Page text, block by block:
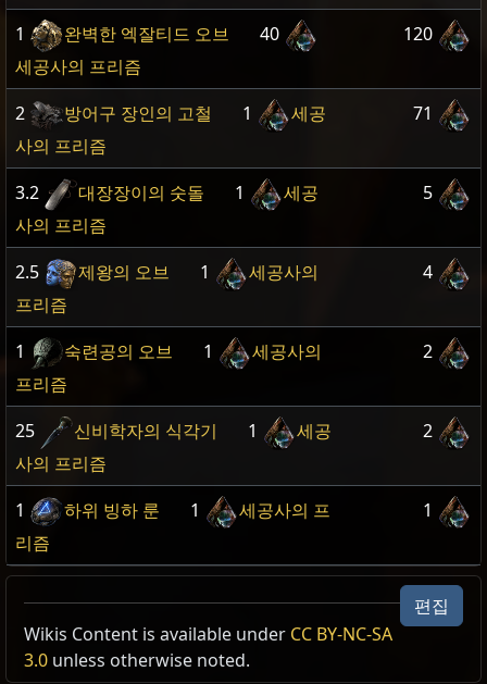
1 완벽한 엑잘티드 오브
40
세공사의 프리즘
120
2 방어구 장인의 고철 1
세공
사의 프리즘
71
3.2 대장장이의 숫돌 1
세공
사의 프리즘
5
2.5 제왕의 오브 1
세공사의
프리즘
4
1 숙련공의 오브 1
세공사의
프리즘
2
25 신비학자의 식각기 1
세공
사의 프리즘
2
1 하위 빙하 룬 1
세공사의 프
리즘
1
편집
Wikis Content is available under CC BY-NC-SA
3.0 unless otherwise noted.